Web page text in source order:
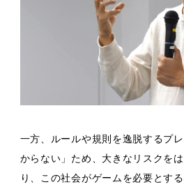
一方、ルールや規則を逸脱するプ
からない」ため、大きなリスクを
り、この社会がゲームを必要とす